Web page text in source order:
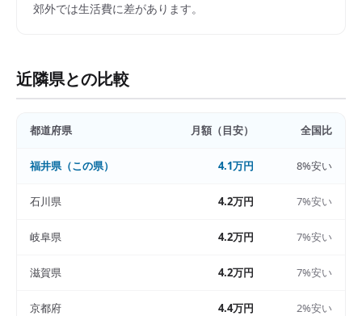
郊外では生活費に差があります。
近隣県との比較
都道府県 月額（目安） 全国比
福井県（この県） 4.1万円 8%安い
石川県 4.2万円 7%安い
岐阜県 4.2万円 7%安い
滋賀県 4.2万円 7%安い
京都府 4.4万円 2%安い